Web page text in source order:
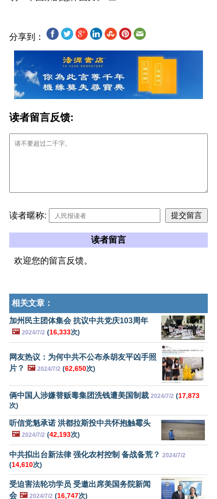
分享到：
读者留言反馈:
读者暱称:
读者留言
欢迎您的留言反馈。
相关文章：
加州民主团体集会 抗议中共党庆103周年
🖼️ 2024/7/2 (16,333次)
网友热议：为何中共不公布杀胡友平凶手照
片？ 🖼️ 2024/7/2 (62,650次)
俩中国人涉嫌替贩毒集团洗钱遭美国制裁 2024/7/2 (17,873
次)
听信党魁承诺 洪都拉斯投中共怀抱触霉头
🖼️ 2024/7/2 (42,193次)
中共拟出台新法律 强化农村控制 备战备荒？ 2024/7/2
(14,610次)
受迫害法轮功学员 受邀出席美国务院新闻
会 🖼️ 2024/7/2 (16,747次)